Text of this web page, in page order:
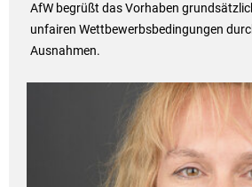
AfW begrüßt das Vorhaben
unfairen Wettbewerbsbedingungen
Ausnahmen.